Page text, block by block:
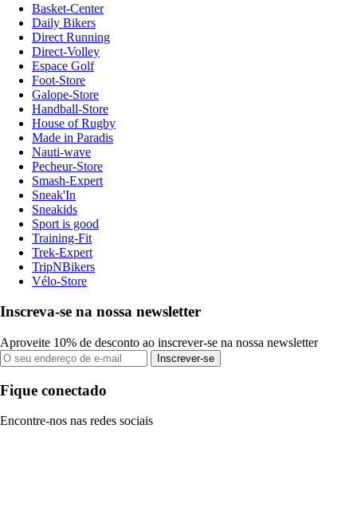
Basket-Center
Daily Bikers
Direct Running
Direct-Volley
Espace Golf
Foot-Store
Galope-Store
Handball-Store
House of Rugby
Made in Paradis
Nauti-wave
Pecheur-Store
Smash-Expert
Sneak'In
Sneakids
Sport is good
Training-Fit
Trek-Expert
TripNBikers
Vélo-Store
Inscreva-se na nossa newsletter
Aproveite 10% de desconto ao inscrever-se na nossa newsletter
Inscrever-se
Fique conectado
Encontre-nos nas redes sociais